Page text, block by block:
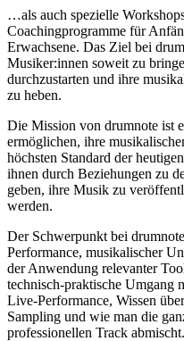
…als auch spezielle
Coachingprogramme für
Erwachsene. Das Ziel bei
Musiker:innen soweit zu
durchzustarten und ihre
zu heben.
Die Mission von drumnote ist
ermöglichen, ihre
höchsten Standard der
ihnen durch Beziehungen zu
geben, ihre Musik zu
werden.
Der Schwerpunkt bei
Performance, musikalischer
der Anwendung relevanter
technisch-praktische Umgang
Live-Performance, Wissen
Sampling und wie man die
professionellen Track abmischt.